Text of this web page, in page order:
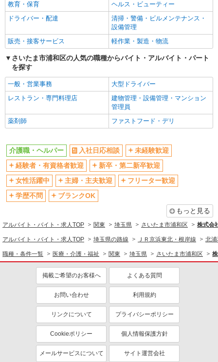
フリーター歓迎
学歴不問
ブランクOK
ミドル（40代～）活躍中
エルダー（50代～）活躍中
シニア（60代～）活躍中
高収入・高額
ボーナス・賞与あり
昇給あり
完全週休2日制
フルタイム歓迎
禁煙・分煙
駅直結・駅チカ
車通勤OK
自転車通勤OK
残業少なめ（月20h未満）
交通費支給
退職金・財形貯蓄制度あり
各種手当（家族・役職・インセン
ティブなど）あり
制服貸与
研修制度あり
資格取得支援制度あり
同じ職種から求人を探す
同じ特徴から求人を探す
未経験歓迎
ミドル（40代～）活躍中
社会保険あり
産休・育休取得実績あり
教育・保育
ヘルス・ビューティー
ドライバー・配達
清掃・警備・ビルメンテナンス・
設備管理
販売・接客サービス
軽作業・製造・物流
さいたま市浦和区の人気の職種からバイト・アルバイト・パート
を探す
一般・営業事務
大型ドライバー
レストラン・専門料理店
建物管理・設備管理・マンション
管理員
薬剤師
ファストフード・デリ
介護職・ヘルパー 入社日応相談
未経験歓迎
経験者・有資格者歓迎
新卒・第二新卒歓迎
女性活躍中
主婦・主夫歓迎
フリーター歓迎
学歴不問
ブランクOK
もっと見る
アルバイト・バイト・求人TOP 関東 埼玉県 さいたま市浦和区 株式会
アルバイト・バイト・求人TOP 埼玉県の路線 ＪＲ京浜東北・根岸線 北
職種・条件一覧 医療・介護・福祉 関東 埼玉県 さいたま市浦和区
掲載ご希望のお客様へ よくある質問
お問い合わせ 利用規約
リンクについて プライバシーポリシー
Cookieポリシー 個人情報保護方針
メールサービスについて サイト運営会社